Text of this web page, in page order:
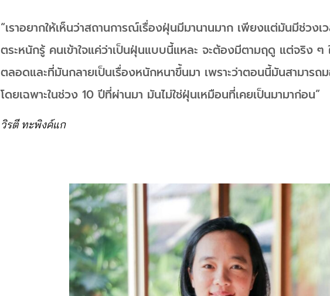
“เราอยากให้เห็นว่าสถานการณ์เรื่องฝุ่นมีมานานมาก เพียงแต่มันมีช่วงเ
ตระหนักรู้ คนเข้าใจแค่ว่าเป็นฝุ่นแบบนี้แหละ จะต้องมีตามฤดู แต่จริง ๆ
ตลอดและที่มันกลายเป็นเรื่องหนักหนาขึ้นมา เพราะว่าตอนนี้มันสามารถ
โดยเฉพาะในช่วง 10 ปีที่ผ่านมา มันไม่ใช่ฝุ่นเหมือนที่เคยเป็นมามาก่อน”
วิรตี ทะพิงค์แก